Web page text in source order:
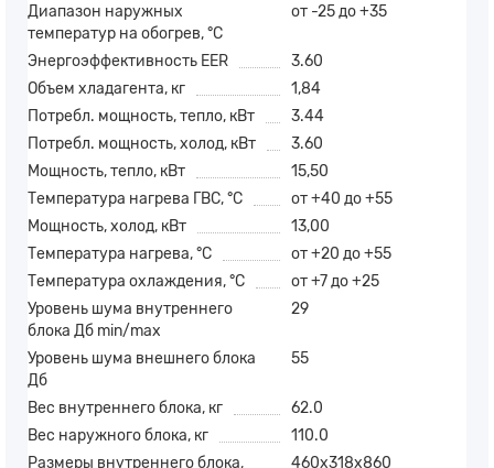
Диапазон наружных
температур на обогрев, °С
от -25 до +35
Энергоэффективность EER
3.60
Объем хладагента, кг
1,84
Потребл. мощность, тепло, кВт
3.44
Потребл. мощность, холод, кВт
3.60
Мощность, тепло, кВт
15,50
Температура нагрева ГВС, °C
от +40 до +55
Мощность, холод, кВт
13,00
Температура нагрева, °C
от +20 до +55
Температура охлаждения, °C
от +7 до +25
Уровень шума внутреннего
блока Дб min/max
29
Уровень шума внешнего блока
Дб
55
Вес внутреннего блока, кг
62.0
Вес наружного блока, кг
110.0
Размеры внутреннего блока,
460x318x860